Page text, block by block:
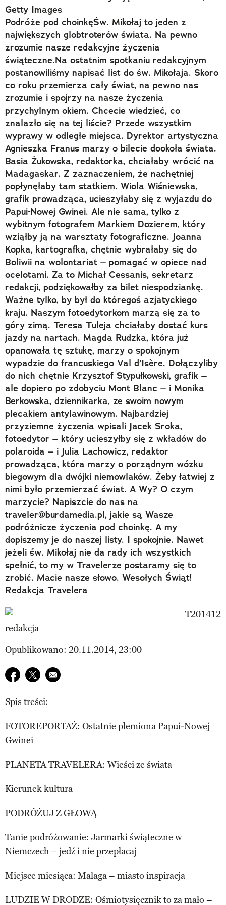
Getty Images
Podróże pod choinkęŚw. Mikołaj to jeden z
największych globtroterów świata. Na pewno
zrozumie nasze redakcyjne życzenia
świąteczne.Na ostatnim spotkaniu redakcyjnym
postanowiliśmy napisać list do św. Mikołaja. Skoro
co roku przemierza cały świat, na pewno nas
zrozumie i spojrzy na nasze życzenia
przychylnym okiem. Chcecie wiedzieć, co
znalazło się na tej liście? Przede wszystkim
wyprawy w odległe miejsca. Dyrektor artystyczna
Agnieszka Franus marzy o bilecie dookoła świata.
Basia Żukowska, redaktorka, chciałaby wrócić na
Madagaskar. Z zaznaczeniem, że nachętniej
popłynęłaby tam statkiem. Wiola Wiśniewska,
grafik prowadząca, ucieszyłaby się z wyjazdu do
Papui-Nowej Gwinei. Ale nie sama, tylko z
wybitnym fotografem Markiem Dozierem, który
wziąłby ją na warsztaty fotograficzne. Joanna
Kopka, kartografka, chętnie wybrałaby się do
Boliwii na wolontariat – pomagać w opiece nad
ocelotami. Za to Michał Cessanis, sekretarz
redakcji, podziękowałby za bilet niespodziankę.
Ważne tylko, by był do któregoś azjatyckiego
kraju. Naszym fotoedytorkom marzą się za to
góry zimą. Teresa Tuleja chciałaby dostać kurs
jazdy na nartach. Magda Rudzka, która już
opanowała tę sztukę, marzy o spokojnym
wypadzie do francuskiego Val d’Isère. Dołączyliby
do nich chętnie Krzysztof Stypułkowski, grafik –
ale dopiero po zdobyciu Mont Blanc – i Monika
Berkowska, dziennikarka, ze swoim nowym
plecakiem antylawinowym. Najbardziej
przyziemne życzenia wpisali Jacek Sroka,
fotoedytor – który ucieszyłby się z wkładów do
polaroida – i Julia Lachowicz, redaktor
prowadząca, która marzy o porządnym wózku
biegowym dla dwójki niemowlaków. Żeby łatwiej z
nimi było przemierzać świat. A Wy? O czym
marzycie? Napiszcie do nas na
traveler@burdamedia.pl, jakie są Wasze
podróżnicze życzenia pod choinkę. A my
dopiszemy je do naszej listy. I spokojnie. Nawet
jeżeli św. Mikołaj nie da rady ich wszystkich
spełnić, to my w Travelerze postaramy się to
zrobić. Macie nasze słowo. Wesołych Świąt!
Redakcja Travelera
redakcja
Opublikowano: 20.11.2014, 23:00
Udostępnij na facebook
Udostępnij na twitter
E-mail do przyjaciela
Spis treści:
FOTOREPORTAŻ: Ostatnie plemiona Papui-Nowej
Gwinei
PLANETA TRAVELERA: Wieści ze świata
Kierunek kultura
PODRÓŻUJ Z GŁOWĄ
Tanie podróżowanie: Jarmarki świąteczne w
Niemczech – jedź i nie przepłacaj
Miejsce miesiąca: Malaga – miasto inspiracja
LUDZIE W DRODZE: Ośmiotysięcznik to za mało –